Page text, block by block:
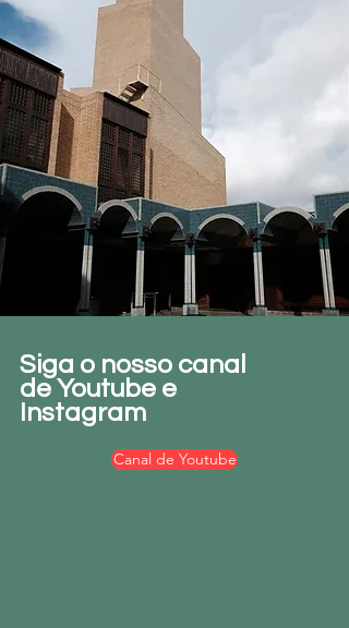
Siga o nosso canal
de Youtube e
Instagram
Canal de Youtube